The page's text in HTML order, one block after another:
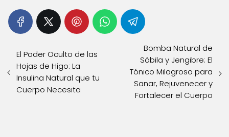
El Poder Oculto de las
Hojas de Higo: La
Insulina Natural que tu
Cuerpo Necesita
Bomba Natural de
Sábila y Jengibre: El
Tónico Milagroso para
Sanar, Rejuvenecer y
Fortalecer el Cuerpo